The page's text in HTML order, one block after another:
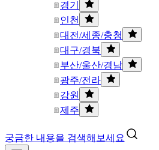
경기
인천
대전/세종/충청
대구/경북
부산/울산/경남
광주/전라
강원
제주
궁금한 내용을 검색해보세요